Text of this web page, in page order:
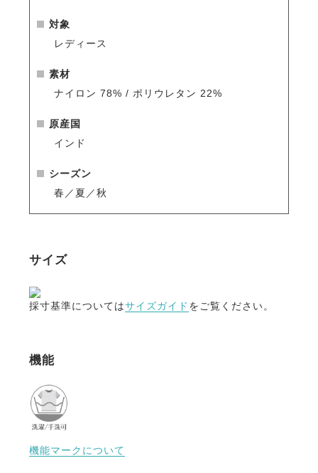
人気商品はすぐに完売となりますので、新商品をいち
対象
レディース
素材
ナイロン 78% / ポリウレタン 22%
原産国
インド
シーズン
春／夏／秋
サイズ
採寸基準についてはサイズガイド をご覧ください。
機能
機能マークについて